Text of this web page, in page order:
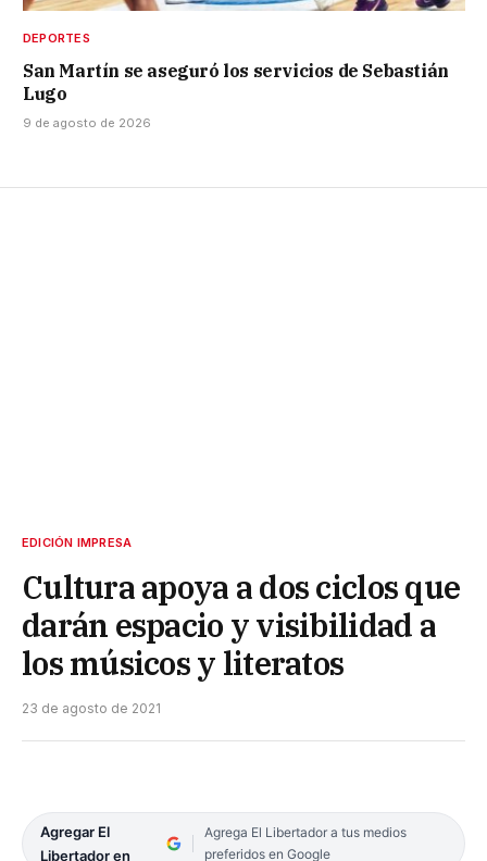
DEPORTES
San Martín se aseguró los servicios de Sebastián
Lugo
9 de agosto de 2026
EDICIÓN IMPRESA
Cultura apoya a dos ciclos que
darán espacio y visibilidad a
los músicos y literatos
23 de agosto de 2021
Agregar El
Libertador en
Agrega El Libertador a tus medios
preferidos en Google